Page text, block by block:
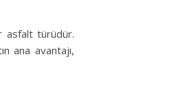
asfalt türüdür.
ana avantajı,